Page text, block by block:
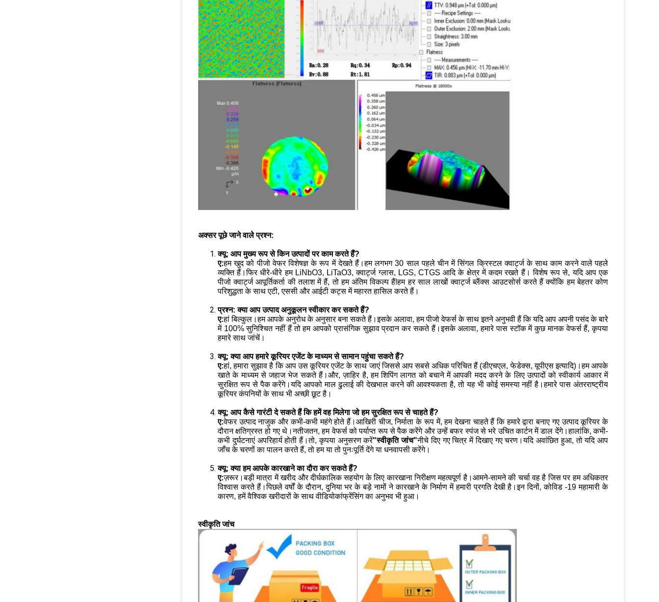
अक्सर पूछे जाने वाले प्रश्न:
क्यू: आप मुख्य रूप से किन उत्पादों पर काम करते हैं?
ए:हम खुद को पीजो वेफर विशेषज्ञ के रूप में देखते हैं।हम लगभग 30 साल पहले चीन में सिंगल क्रिस्टल क्वार्ट्ज के साथ काम करने वाले पहले
व्यक्ति हैं।फिर धीरे-धीरे हम LiNbO3, LiTaO3, क्वार्ट्ज ग्लास, LGS, CTGS आदि के क्षेत्र में कदम रखते हैं। विशेष रूप से, यदि आप एक
पीजो क्वार्ट्ज आपूर्तिकर्ता की तलाश में हैं, तो हम अंतिम विकल्प हैं!हम हर साल लाखों क्वार्ट्ज ब्लैंक्स आउटसोर्स करते हैं क्योंकि हम बेहतर कोण
परिशुद्धता के साथ एटी, एससी और आईटी कट्स में महारत हासिल करते हैं।
प्रश्न: क्या आप उत्पाद अनुकूलन स्वीकार कर सकते हैं?
ए:हां बिल्कुल।हम आपके अनुरोध के अनुसार बना सकते हैं।इसके अलावा, हम पीजो वेफर्स के साथ इतने अनुभवी हैं कि यदि आप अपनी पसंद के बारे
में 100% सुनिश्चित नहीं हैं तो हम आपको प्रासंगिक सुझाव प्रदान कर सकते हैं।इसके अलावा, हमारे पास स्टॉक में कुछ मानक वेफर्स हैं, कृपया
हमारे साथ जांचें।
क्यू: क्या आप हमारे कूरियर एजेंट के माध्यम से सामान पहुंचा सकते हैं?
ए:हां, हमारा सुझाव है कि आप उस कूरियर एजेंट के साथ जाएं जिससे आप सबसे अधिक परिचित हैं (डीएचएल, फेडेक्स, यूपीएस इत्यादि)।हम आपके
खाते के माध्यम से जहाज भेज सकते हैं।और, ज़ाहिर है, हम शिपिंग लागत को बचाने में आपकी मदद करने के लिए उत्पादों को स्वीकार्य आकार में
सुरक्षित रूप से पैक करेंगे।यदि आपको माल ढुलाई की देखभाल करने की आवश्यकता है, तो यह भी कोई समस्या नहीं है।हमारे पास अंतरराष्ट्रीय
कूरियर कंपनियों के साथ भी अच्छी छूट है।
क्यू: आप कैसे गारंटी दे सकते हैं कि हमें वह मिलेगा जो हम सुरक्षित रूप से चाहते हैं?
ए:वेफर उत्पाद नाजुक और कभी-कभी महंगे होते हैं।आखिरी चीज, निर्माता के रूप में, हम देखना चाहते हैं कि हमारे द्वारा बनाए गए उत्पाद कूरियर के
दौरान क्षतिग्रस्त हो गए थे।नतीजतन, हम वेफर्स को पर्याप्त रूप से पैक करेंगे और उन्हें बफर स्पंज से भरे उचित कार्टन में डाल देंगे।हालांकि, कभी-
कभी दुर्घटनाएं अपरिहार्य होती हैं।तो, कृपया अनुसरण करें"स्वीकृति जांच"नीचे दिए गए चित्र में दिखाए गए चरण।यदि अवांछित हुआ, तो यदि आप
जाँच के चरणों का पालन करते हैं, तो हम या तो पुनःपूर्ति देंगे या धनवापसी करेंगे।
क्यू: क्या हम आपके कारखाने का दौरा कर सकते हैं?
ए:ज़रूर।बड़ी मात्रा में खरीद और दीर्घकालिक सहयोग के लिए कारखाना निरीक्षण महत्वपूर्ण है।आमने-सामने की चर्चा वह है जिस पर हम अधिकतर
विश्वास करते हैं।पिछले वर्षों के दौरान, दुनिया भर के बड़े नामों ने कारखाने के निर्माण में हमारी प्रगति देखी है।इन दिनों, कोविड -19 महामारी के
कारण, हमें वैश्विक खरीदारों के साथ वीडियोकांफ्रेंसिंग का अनुभव भी हुआ।
स्वीकृति जांच